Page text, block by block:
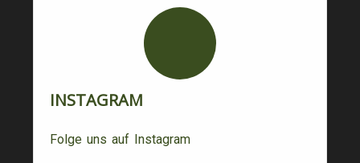
INSTAGRAM
Folge uns auf Instagram